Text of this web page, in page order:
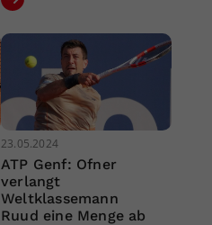
23.05.2024
ATP Genf: Ofner
verlangt
Weltklassemann
Ruud eine Menge ab